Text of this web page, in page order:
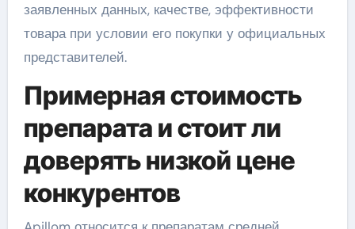
заявленных данных, качестве, эффективности
товара при условии его покупки у официальных
представителей.
Примерная стоимость
препарата и стоит ли
доверять низкой цене
конкурентов